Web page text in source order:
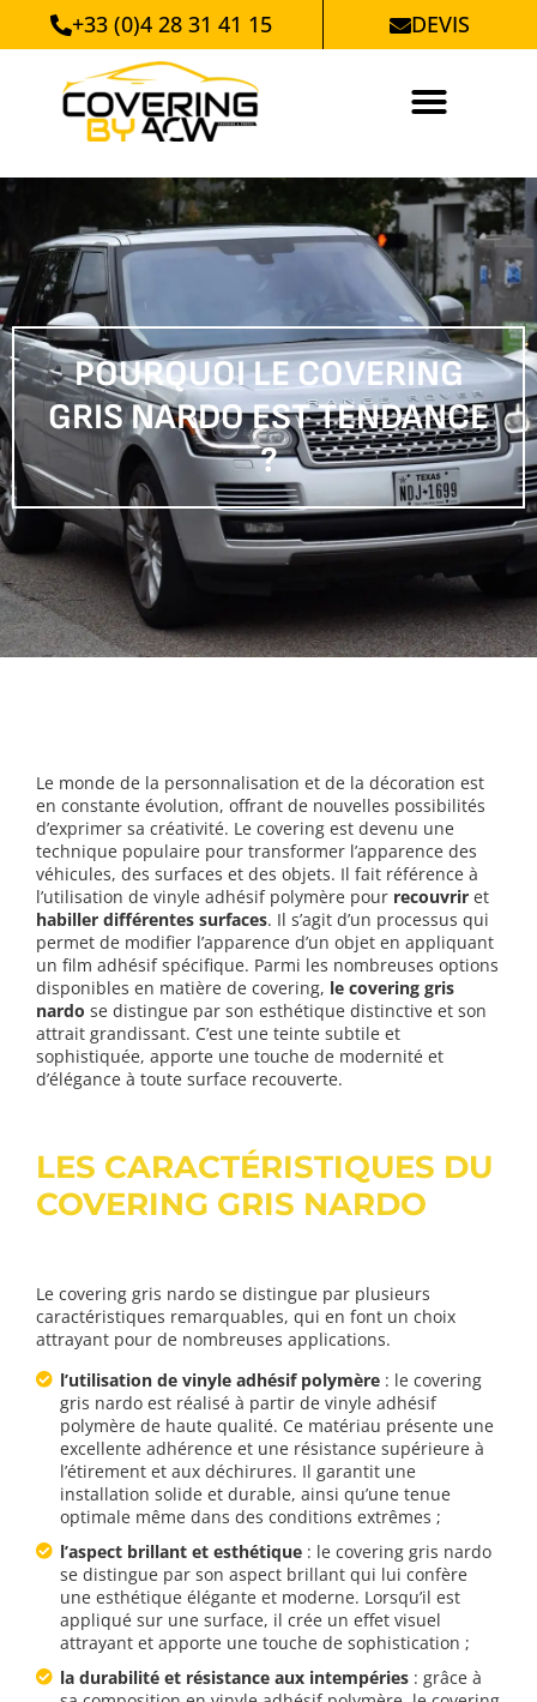
+33 (0)4 28 31 41 15 DEVIS
POURQUOI LE COVERING
GRIS NARDO EST TENDANCE
?
Le monde de la personnalisation et de la décoration est
en constante évolution, offrant de nouvelles possibilités
d’exprimer sa créativité. Le covering est devenu une
technique populaire pour transformer l’apparence des
véhicules, des surfaces et des objets. Il fait référence à
l’utilisation de vinyle adhésif polymère pour recouvrir et
habiller différentes surfaces. Il s’agit d’un processus qui
permet de modifier l’apparence d’un objet en appliquant
un film adhésif spécifique. Parmi les nombreuses options
disponibles en matière de covering, le covering gris
nardo se distingue par son esthétique distinctive et son
attrait grandissant. C’est une teinte subtile et
sophistiquée, apporte une touche de modernité et
d’élégance à toute surface recouverte.
LES CARACTÉRISTIQUES DU
COVERING GRIS NARDO
Le covering gris nardo se distingue par plusieurs
caractéristiques remarquables, qui en font un choix
attrayant pour de nombreuses applications.
l’utilisation de vinyle adhésif polymère : le covering
gris nardo est réalisé à partir de vinyle adhésif
polymère de haute qualité. Ce matériau présente une
excellente adhérence et une résistance supérieure à
l’étirement et aux déchirures. Il garantit une
installation solide et durable, ainsi qu’une tenue
optimale même dans des conditions extrêmes ;
l’aspect brillant et esthétique : le covering gris nardo
se distingue par son aspect brillant qui lui confère
une esthétique élégante et moderne. Lorsqu’il est
appliqué sur une surface, il crée un effet visuel
attrayant et apporte une touche de sophistication ;
la durabilité et résistance aux intempéries : grâce à